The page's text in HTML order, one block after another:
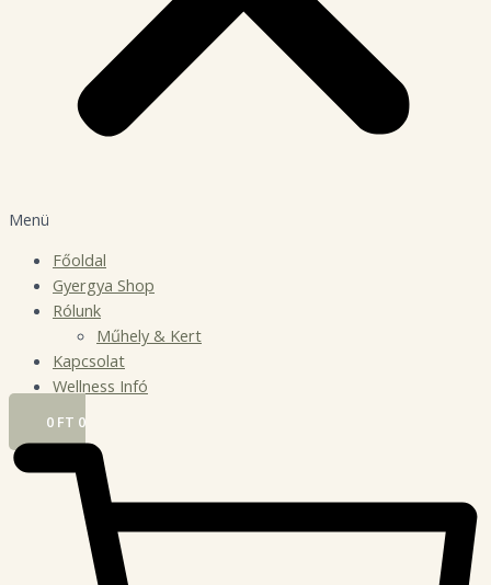
Menü
Főoldal
Gyergya Shop
Rólunk
Műhely & Kert
Kapcsolat
Wellness Infó
0 FT 0